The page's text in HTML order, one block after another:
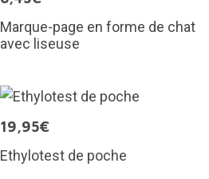
Marque-page en forme de chat
avec liseuse
19,95€
Ethylotest de poche